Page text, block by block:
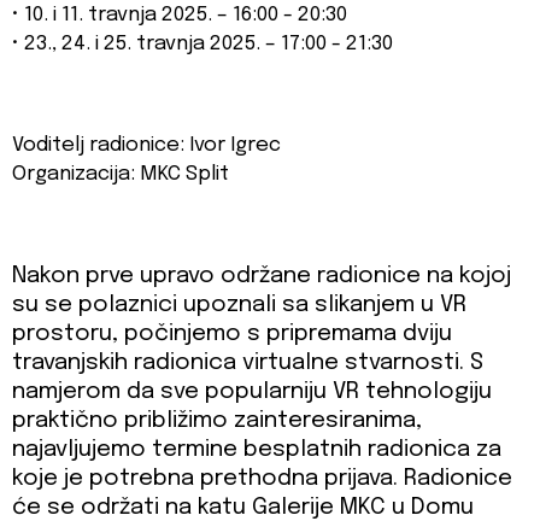
• 10. i 11. travnja 2025. – 16:00 - 20:30
• 23., 24. i 25. travnja 2025. – 17:00 - 21:30
Voditelj radionice: Ivor Igrec
Organizacija: MKC Split
Nakon prve upravo održane radionice na kojoj
su se polaznici upoznali sa slikanjem u VR
prostoru, počinjemo s pripremama dviju
travanjskih radionica virtualne stvarnosti. S
namjerom da sve popularniju VR tehnologiju
praktično približimo zainteresiranima,
najavljujemo termine besplatnih radionica za
koje je potrebna prethodna prijava. Radionice
će se održati na katu Galerije MKC u Domu